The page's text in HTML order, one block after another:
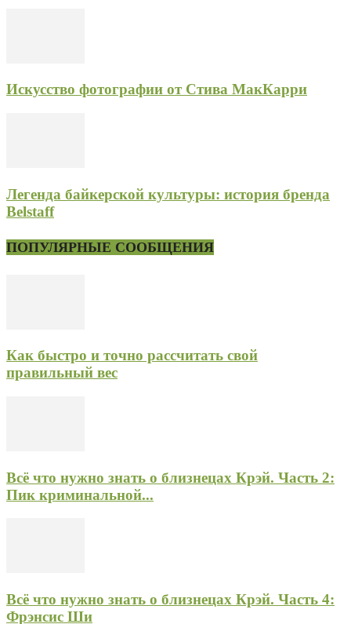
Искусство фотографии от Стива МакКарри
Легенда байкерской культуры: история бренда
Belstaff
ПОПУЛЯРНЫЕ СООБЩЕНИЯ
Как быстро и точно рассчитать свой
правильный вес
Всё что нужно знать о близнецах Крэй. Часть 2:
Пик криминальной...
Всё что нужно знать о близнецах Крэй. Часть 4:
Фрэнсис Ши